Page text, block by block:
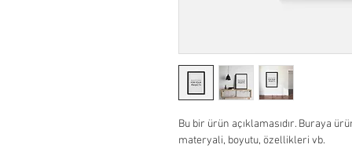
Bu bir ürün açıklamasıdır. Buraya
materyali, boyutu, özellikleri vb.